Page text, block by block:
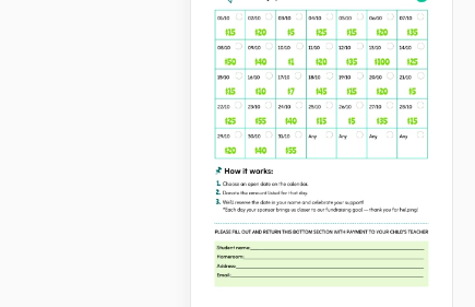
Plantilla de
calendario mensual